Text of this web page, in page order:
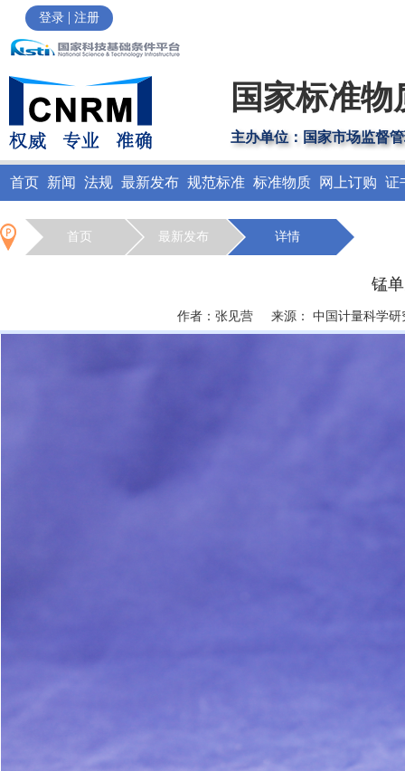
登录 | 注册
国家标准
主办单位：国家市场监督
首页 新闻 法规 最新发布 规范标准 标准物质 网上订购 证
首页 最新发布 详情
锰
作者：张见营 来源： 中国计量科学